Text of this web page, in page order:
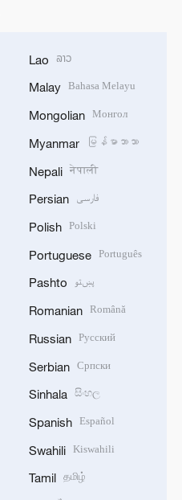
Lao ລາວ
Malay Bahasa Melayu
Mongolian Монгол
Myanmar မြန်မာဘာသာ
Nepali नेपाली
Persian فارسی
Polish Polski
Portuguese Português
Pashto پښتو
Romanian Română
Russian Русский
Serbian Српски
Sinhala සිංහල
Spanish Español
Swahili Kiswahili
Tamil தமிழ்